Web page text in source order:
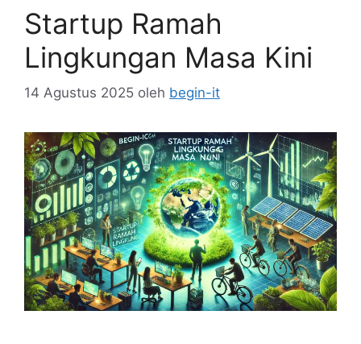
Startup Ramah
Lingkungan Masa Kini
14 Agustus 2025 oleh begin-it